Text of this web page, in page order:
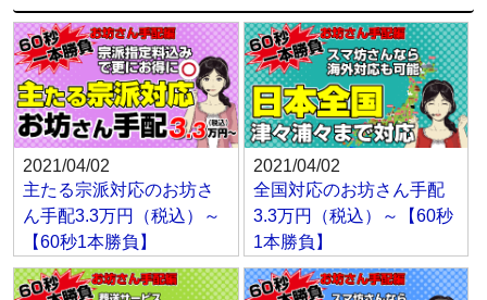
2021/04/02
主たる宗派対応のお坊さ
ん手配3.3万円（税込）～
【60秒1本勝負】
2021/04/02
全国対応のお坊さん手配
3.3万円（税込）～【60秒
1本勝負】